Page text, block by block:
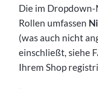
Die im
Rollen umfassen
(was auch nicht
einschließt, siehe
Ihrem Shop